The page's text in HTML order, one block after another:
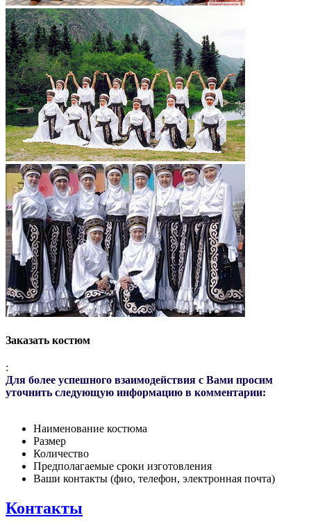
Заказать костюм
:
Для более успешного взаимодействия с Вами просим
уточнить следующую информацию в комментарии:
Наименование костюма
Размер
Количество
Предполагаемые сроки изготовления
Ваши контакты (фио, телефон, электронная почта)
Контакты